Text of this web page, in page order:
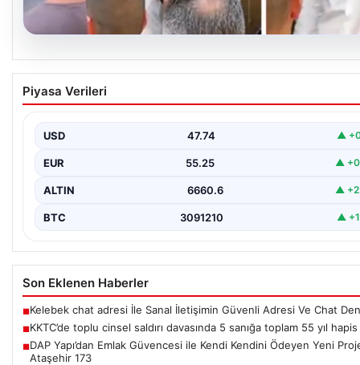
KKTC’de toplu cinsel saldırı davasında 5
toplam 55 yıl hapis
cinsel saldırı ve bu saldırının…
Piyasa Verileri
USD 47.74 ▲
EUR 55.25 ▲
ALTIN 6660.6 ▲
BTC 3091210 ▲
Son Eklenen Haberler
■Kelebek chat adresi İle Sanal İletişimin Güvenli Adresi Ve Chat
■KKTC’de toplu cinsel saldırı davasında 5 sanığa toplam 55 yıl hapis
■DAP Yapı’dan Emlak Güvencesi ile Kendi Kendini Ödeyen Yeni
Ataşehir 173